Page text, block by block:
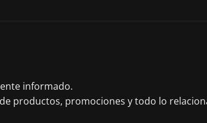
informado.
productos, promociones y todo lo